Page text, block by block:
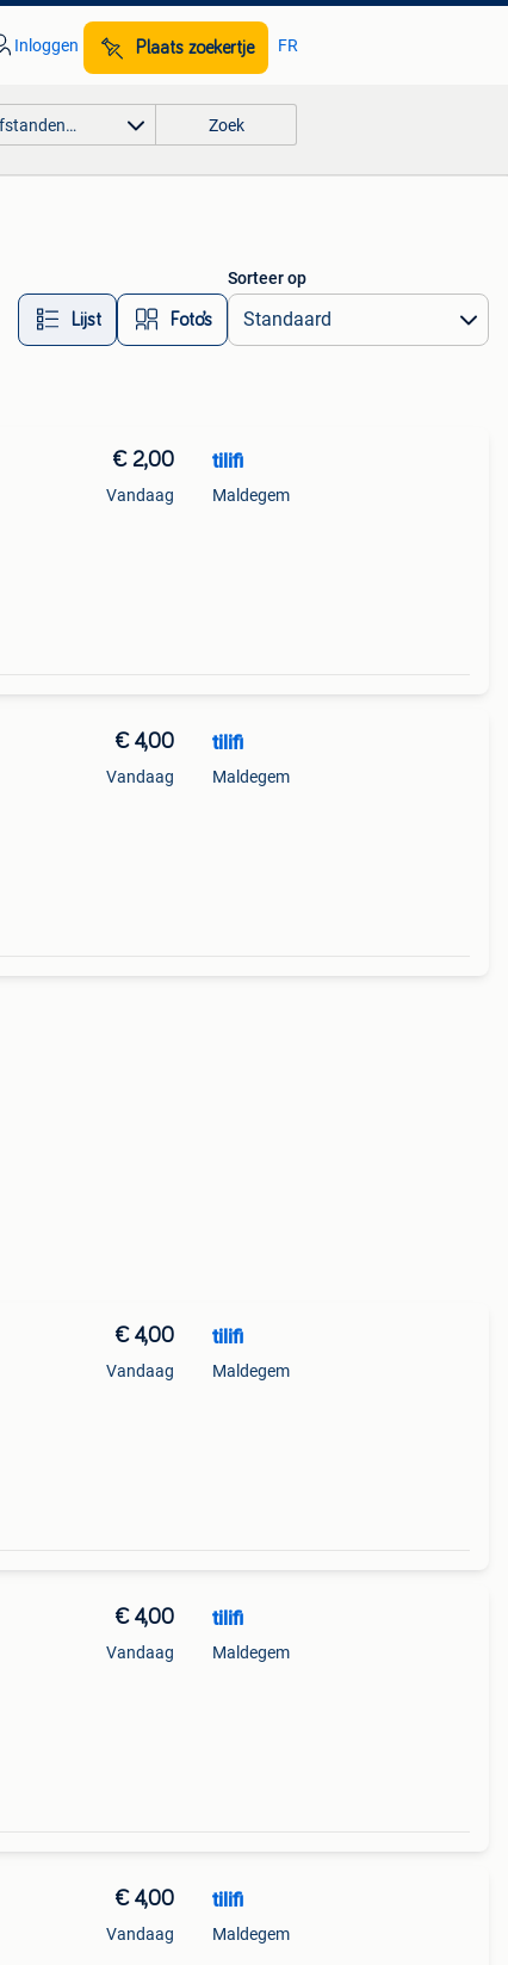
Inloggen Plaats zoekertje FR
Zoek
Lijst Foto’s
Sorteer op
€ 2,00
Vandaag
tilifi
Maldegem
€ 4,00
Vandaag
tilifi
Maldegem
€ 4,00
Vandaag
tilifi
Maldegem
€ 4,00
Vandaag
tilifi
Maldegem
€ 4,00
Vandaag
tilifi
Maldegem